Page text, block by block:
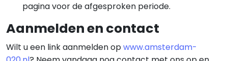
pagina voor de afgesproken periode.
Aanmelden en contact
Wilt u een link aanmelden opwww.amsterdam-